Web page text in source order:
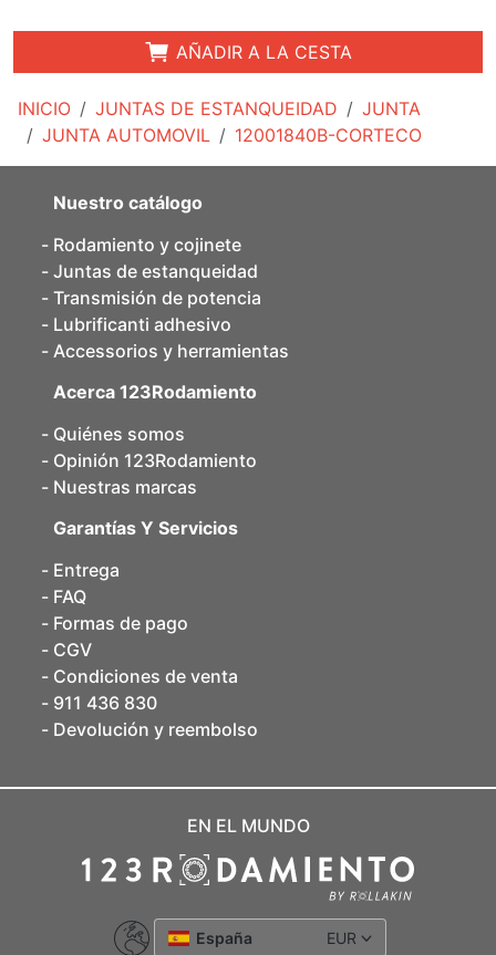
INICIO JUNTAS DE ESTANQUEIDAD
JUNTA
JUNTA AUTOMOVIL
12001840B-CORTECO
AÑADIR A LA CESTA
Nuestro catálogo
Rodamiento y cojinete
Juntas de estanqueidad
Transmisión de potencia
Lubrificanti adhesivo
Accessorios y herramientas
Acerca 123Rodamiento
Quiénes somos
Opinión 123Rodamiento
Nuestras marcas
Garantías Y Servicios
Entrega
FAQ
Formas de pago
CGV
Condiciones de venta
911 436 830
Devolución y reembolso
EN EL MUNDO
España EUR